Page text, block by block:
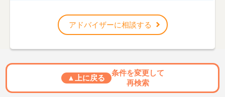
アドバイザーに相談する
▲上に戻る
条件を変更して
再検索